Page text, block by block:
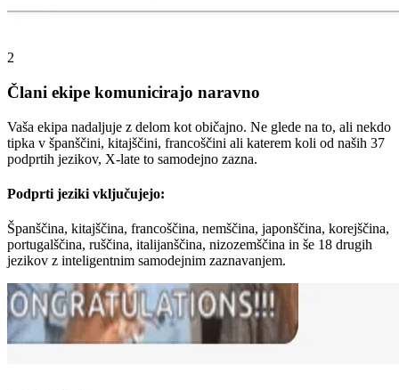
2
Člani ekipe komunicirajo naravno
Vaša ekipa nadaljuje z delom kot običajno. Ne glede na to, ali nekdo
tipka v španščini, kitajščini, francoščini ali katerem koli od naših 37
podprtih jezikov, X-late to samodejno zazna.
Podprti jeziki vključujejo:
Španščina, kitajščina, francoščina, nemščina, japonščina, korejščina,
portugalščina, ruščina, italijanščina, nizozemščina in še 18 drugih
jezikov z inteligentnim samodejnim zaznavanjem.